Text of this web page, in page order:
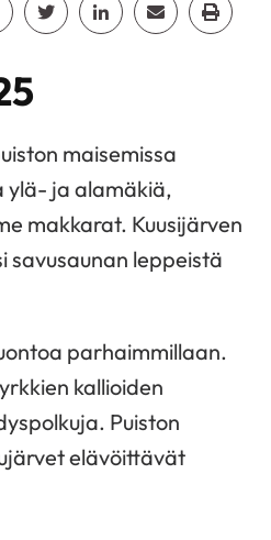
Facebook
Jaa TwitterJaa LinkedinJaa EmailJaa Print
maisemissa
ylä- ja alamäkiä,
makkarat. Kuusijärven
savusaunan leppeistä
parhaimmillaan.
kallioiden
Puiston
elävöittävät